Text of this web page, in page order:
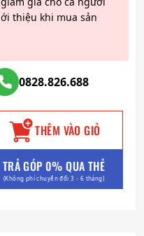
thiệu khi mua sản
0828.826.688
THÊM VÀO GIỎ
TRẢ GÓP 0% QUA THẺ
(Không phí chuyển đổi 3 - 6 tháng)